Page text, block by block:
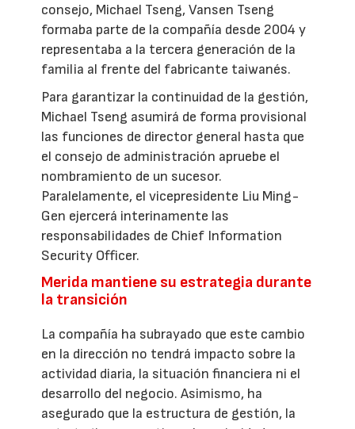
consejo, Michael Tseng, Vansen Tseng
formaba parte de la compañía desde 2004 y
representaba a la tercera generación de la
familia al frente del fabricante taiwanés.
Para garantizar la continuidad de la gestión,
Michael Tseng asumirá de forma provisional
las funciones de director general hasta que
el consejo de administración apruebe el
nombramiento de un sucesor.
Paralelamente, el vicepresidente Liu Ming-
Gen ejercerá interinamente las
responsabilidades de Chief Information
Security Officer.
Merida mantiene su estrategia durante
la transición
La compañía ha subrayado que este cambio
en la dirección no tendrá impacto sobre la
actividad diaria, la situación financiera ni el
desarrollo del negocio. Asimismo, ha
asegurado que la estructura de gestión, la